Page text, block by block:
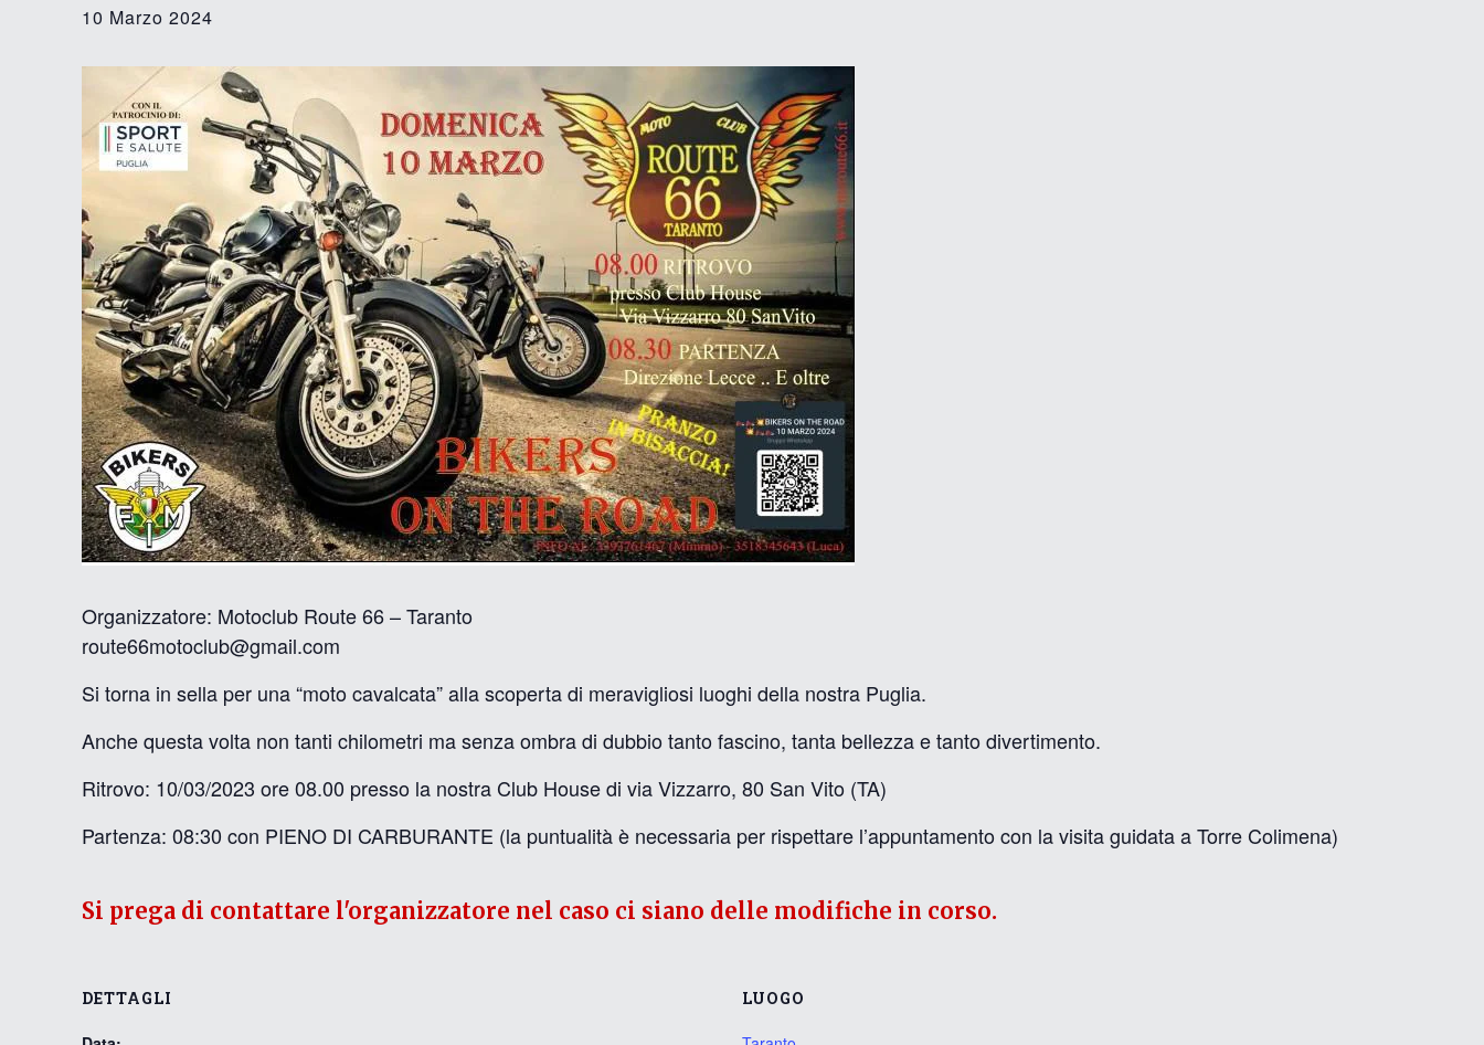
10 Marzo 2024
Organizzatore: Motoclub Route 66 – Taranto
route66motoclub@gmail.com
Si torna in sella per una “moto cavalcata” alla scoperta di meravigliosi luoghi della nostra Puglia.
Anche questa volta non tanti chilometri ma senza ombra di dubbio tanto fascino, tanta bellezza e tanto divertimento.
Ritrovo: 10/03/2023 ore 08.00 presso la nostra Club House di via Vizzarro, 80 San Vito (TA)
Partenza: 08:30 con PIENO DI CARBURANTE (la puntualità è necessaria per rispettare l’appuntamento con la visita guidata a Torre Colimena)
DETTAGLI LUOGO
Si prega di contattare l'organizzatore nel caso ci siano delle modifiche in corso.